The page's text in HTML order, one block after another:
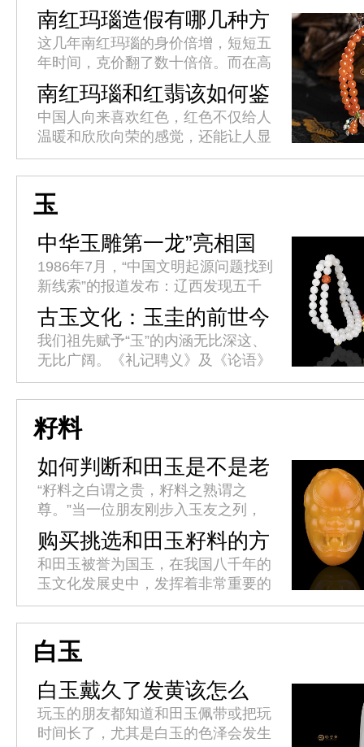
南红玛瑙造假有哪几种方
法?
这几年南红玛瑙的身价倍增，短短五
年时间，克价翻了数十倍倍。而在高
额利益的诱惑下，不良商人使出浑身
解数用各种方法造假，以此来牟取暴
利。这就造成了南红市场假货层出
不...
南红玛瑙和红翡该如何鉴
别?
中国人向来喜欢红色，红色不仅给人
温暖和欣欣向荣的感觉，还能让人显
得高贵优雅。红色的玉石在我国也是
格外受欢迎，比如佛家七宝中的南红
玛瑙，如今它已经与和田玉、翡翠
渐...
玉
中华玉雕第一龙”亮相国
博
1986年7月，“中国文明起源问题找到
新线索”的报道发布：辽西发现五千
年祭坛、女神庙、积石冢群址。考古
学界推断，这一重大发现将中华文明
史提前了一千多年。34年后...
古玉文化：玉圭的前世今
生
我们祖先赋予“玉”的内涵无比深这、
无比广阔。《礼记聘义》及《论语》
中都有“君子比德于玉焉”的句子。古
人认为工具有仁、义、智、勇、洁的
君子美德，所以以玉比德，敦品...
籽料
如何判断和田玉是不是老
熟?
“籽料之白谓之贵，籽料之熟谓之
尊。”当一位朋友刚步入玉友之列，
最容易首先被传授的便是和田玉籽料
的白度判断标准，而自己最容易首先
接受的也是籽料的白度判断标准。对
于...
购买挑选和田玉籽料的方
法
和田玉被誉为国玉，在我国八千年的
玉文化发展史中，发挥着非常重要的
作用。它色泽温雅，质感柔润，形质
高贵，千百年来受到上至帝王贵族，
下至平民百姓的热烈追捧。挑选和
田...
白玉
白玉戴久了发黄该怎么
办?
玩玉的朋友都知道和田玉佩带或把玩
时间长了，尤其是白玉的色泽会发生